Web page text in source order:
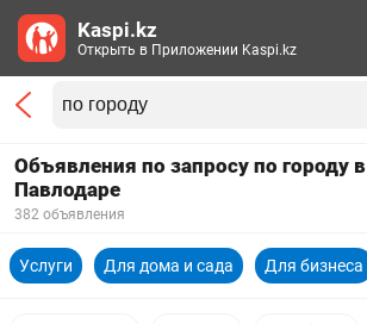
Объявления по запросу по городу в
Павлодаре
382 объявления
Услуги Для дома и сада Для бизнеса
Kaspi.kz
Открыть в Приложении Kaspi.kz